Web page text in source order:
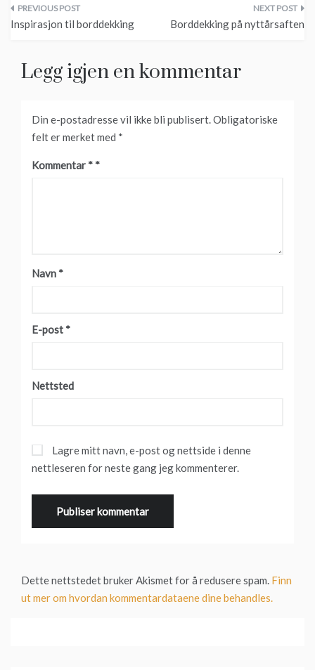
Innleggsnavigasjon
Inspirasjon til borddekking Borddekking på nyttårsaften
Legg igjen en kommentar
Din e-postadresse vil ikke bli publisert. Obligatoriske
felt er merket med *
Kommentar *
Navn *
E-post *
Nettsted
Lagre mitt navn, e-post og nettside i denne
nettleseren for neste gang jeg kommenterer.
Dette nettstedet bruker Akismet for å redusere spam. Finn
ut mer om hvordan kommentardataene dine behandles.